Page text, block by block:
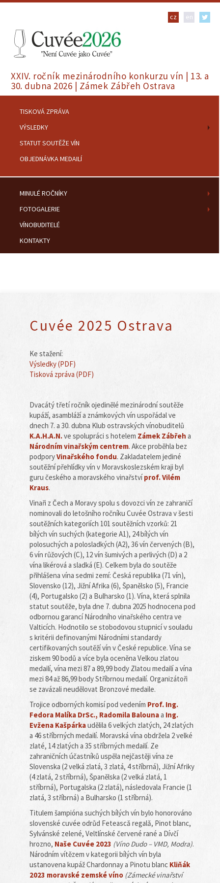
XXIV. ročník mezinárodního konkurzu vín | 13. a
30. dubna 2026 | Zámek Zábřeh Ostrava
cz en
TISKOVÁ ZPRÁVA
VÝSLEDKY
STATUT SOUTĚŽE VÍN
OBJEDNÁVKA MEDAILÍ
MINULÉ ROČNÍKY
FOTOGALERIE
VÍNOBUDITELÉ
KONTAKTY
Cuvée 2025 Ostrava
Ke stažení:
Výsledky (PDF)
Tisková zpráva (PDF)
Dvacátý třetí ročník ojedinělé mezinárodní soutěže
kupáží, asambláží a známkových vín uspořádal ve
dnech 7. a 30. dubna Klub ostravských vínobuditelů
K.A.H.A.N.ve spolupráci s hotelem Zámek Zábřeh a
Národním vinařským centrem. Akce proběhla bez
podporyVinařského fondu. Zakladatelem jediné
soutěžní přehlídky vín v Moravskoslezském kraji byl
guru českého a moravského vinařstvíprof. Vilém
Kraus.
Vinaři z Čech a Moravy spolu s dovozci vín ze zahraničí
nominovali do letošního ročníku Cuvée Ostrava v šesti
soutěžních kategoriích 101 soutěžních vzorků: 21
bílých vín suchých (kategorie A1), 24 bílých vín
polosuchých a polosladkých (A2), 36 vín červených (B),
6 vín růžových (C), 12 vín šumivých a perlivých (D) a 2
vína likérová a sladká (E). Celkem byla do soutěže
přihlášena vína sedmi zemí: Česká republika (71 vín),
Slovensko (12), Jižní Afrika (6), Španělsko (5), Francie
(4), Portugalsko (2) a Bulharsko (1). Vína, která splnila
statut soutěže, byla dne 7. dubna 2025 hodnocena pod
odbornou garancí Národního vinařského centra ve
Valticích. Hodnotilo se stobodovou stupnicí v souladu
s kritérii definovanými Národními standardy
certifikovaných soutěží vín v České republice. Vína se
ziskem 90 bodů a více byla oceněna Velkou zlatou
medailí, vína mezi 87 a 89,99 body Zlatou medailí a vína
mezi 84 až 86,99 body Stříbrnou medailí. Organizátoři
se zavázali neudělovat Bronzové medaile.
Trojice odborných komisí pod vedením Prof. Ing.
Fedora Malíka DrSc., Radomila Balounaa Ing.
Evžena Kašpárkaudělila 6 velkých zlatých, 24 zlatých
a 46 stříbrných medailí. Moravská vína obdržela 2 velké
zlaté, 14 zlatých a 35 stříbrných medailí. Ze
zahraničních účastníků uspěla nejčastěji vína ze
Slovenska (2 velká zlatá, 3 zlatá, 4 stříbrná), Jižní Afriky
(4 zlatá, 2 stříbrná), Španělska (2 velká zlatá, 1
stříbrná), Portugalska (2 zlatá), následovala Francie (1
zlatá, 3 stříbrná) a Bulharsko (1 stříbrná).
Titulem šampióna suchých bílých vín bylo honorováno
slovenské cuvée odrůd Feteascǎ regalǎ, Pinot blanc,
Sylvánské zelené, Veltlínské červené rané a Dívčí
hrozno, Naše Cuvée 2023 (Víno Dudo – VMD, Modra).
Národním vítězem v kategorii bílých vín byla
ustanovena kupáž Chardonnay a Pinotu blanc Kliňák
2023 moravské zemské víno (Zámecké vinařství